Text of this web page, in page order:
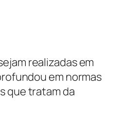
realizadas em
em normas
que tratam da